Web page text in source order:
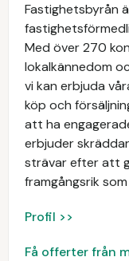
Fastighetsbyrån
Med över 270
lokalkännedom
vi kan erbjuda
köp och
att ha
erbjuder
strävar efter att
framgångsrik
Profil >>
Få offerter från